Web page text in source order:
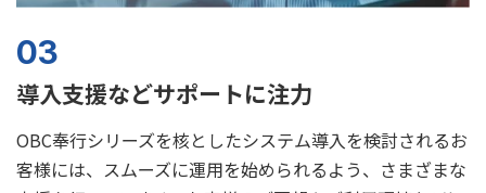
03
導入支援などサポートに注力
OBC奉行シリーズを核としたシステム導入を検討されるお
客様には、スムーズに運用を始められるよう、さまざまな